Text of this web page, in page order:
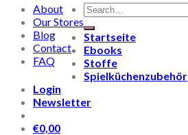
About
Our Stores
Blog
Contact
FAQ
Search
for:
Startseite
Ebooks
Stoffe
Spielküchenzubehör
Login
Newsletter
€0,00